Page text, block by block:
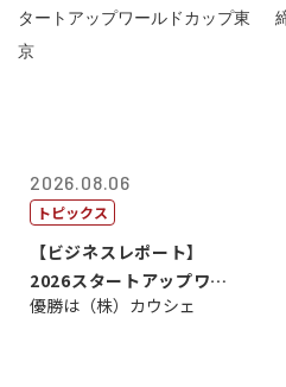
2026.08.06
トピックス
【ビジネスレポート】
2026スタートアップワー
ルドカップ東京
優勝は（株）カウシェ